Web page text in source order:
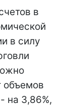
в
в силу
объемов
на 3,86%,